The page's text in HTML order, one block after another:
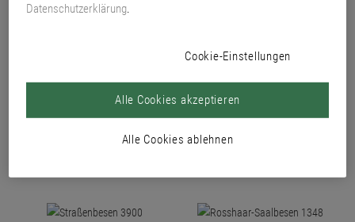
Kantenzange 3025 Uni-Bautenschlüssel 1782
Datenschutzerklärung.
Cookie-Einstellungen
Alle Cookies ablehnen
Alle Cookies akzeptieren